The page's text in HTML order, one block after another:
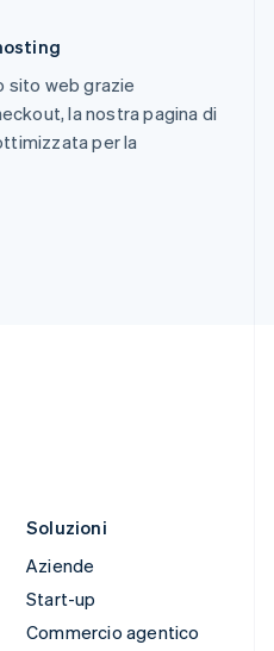
sito web grazie
la nostra pagina di
per la
Soluzioni
Aziende
Start-up
Commercio agentico